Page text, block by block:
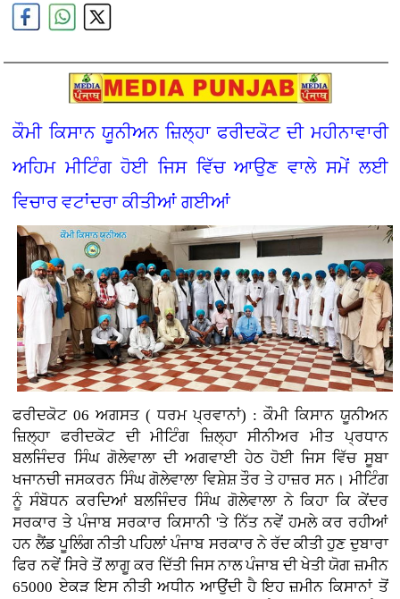
ਕੌਮੀ ਕਿਸਾਨ ਯੂਨੀਅਨ ਜ਼ਿਲ੍ਹਾ ਫਰੀਦਕੋਟ ਦੀ ਮਹੀਨਾਵਾਰੀ
ਅਹਿਮ ਮੀਟਿੰਗ ਹੋਈ ਜਿਸ ਵਿੱਚ ਆਉਣ ਵਾਲੇ ਸਮੇਂ ਲਈ
ਵਿਚਾਰ ਵਟਾਂਦਰਾ ਕੀਤੀਆਂ ਗਈਆਂ
ਫਰੀਦਕੋਟ 06 ਅਗਸਤ ( ਧਰਮ ਪ੍ਰਵਾਨਾਂ) : ਕੌਮੀ ਕਿਸਾਨ ਯੂਨੀਅਨ
ਜ਼ਿਲ੍ਹਾ ਫਰੀਦਕੋਟ ਦੀ ਮੀਟਿੰਗ ਜ਼ਿਲ੍ਹਾ ਸੀਨੀਅਰ ਮੀਤ ਪ੍ਰਧਾਨ
ਬਲਜਿੰਦਰ ਸਿੰਘ ਗੋਲੇਵਾਲਾ ਦੀ ਅਗਵਾਈ ਹੇਠ ਹੋਈ ਜਿਸ ਵਿੱਚ ਸੂਬਾ
ਖਜਾਨਚੀ ਜਸਕਰਨ ਸਿੰਘ ਗੋਲੇਵਾਲਾ ਵਿਸ਼ੇਸ਼ ਤੌਰ ਤੇ ਹਾਜ਼ਰ ਸਨ। ਮੀਟਿੰਗ
ਨੂੰ ਸੰਬੋਧਨ ਕਰਦਿਆਂ ਬਲਜਿੰਦਰ ਸਿੰਘ ਗੋਲੇਵਾਲਾ ਨੇ ਕਿਹਾ ਕਿ ਕੇਂਦਰ
ਸਰਕਾਰ ਤੇ ਪੰਜਾਬ ਸਰਕਾਰ ਕਿਸਾਨੀ 'ਤੇ ਨਿੱਤ ਨਵੇਂ ਹਮਲੇ ਕਰ ਰਹੀਆਂ
ਹਨ ਲੈਂਡ ਪੂਲਿੰਗ ਨੀਤੀ ਪਹਿਲਾਂ ਪੰਜਾਬ ਸਰਕਾਰ ਨੇ ਰੱਦ ਕੀਤੀ ਹੁਣ ਦੁਬਾਰਾ
ਫਿਰ ਨਵੇਂ ਸਿਰੇ ਤੋਂ ਲਾਗੂ ਕਰ ਦਿੱਤੀ ਜਿਸ ਨਾਲ ਪੰਜਾਬ ਦੀ ਖੇਤੀ ਯੋਗ ਜ਼ਮੀਨ
65000 ਏਕੜ ਇਸ ਨੀਤੀ ਅਧੀਨ ਆਉਂਦੀ ਹੈ ਇਹ ਜ਼ਮੀਨ ਕਿਸਾਨਾਂ ਤੋਂ